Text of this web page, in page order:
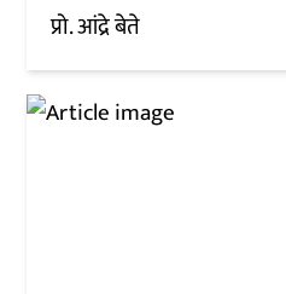
प्रो. आंद्रे बेते